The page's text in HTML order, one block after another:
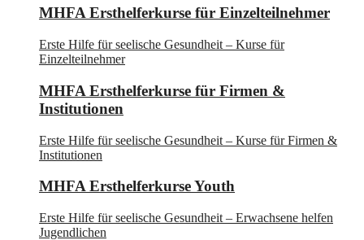
MHFA Ersthelferkurse für Einzelteilnehmer
Erste Hilfe für seelische Gesundheit – Kurse für
Einzelteilnehmer
MHFA Ersthelferkurse für Firmen &
Institutionen
Erste Hilfe für seelische Gesundheit – Kurse für Firmen &
Institutionen
MHFA Ersthelferkurse Youth
Erste Hilfe für seelische Gesundheit – Erwachsene helfen
Jugendlichen